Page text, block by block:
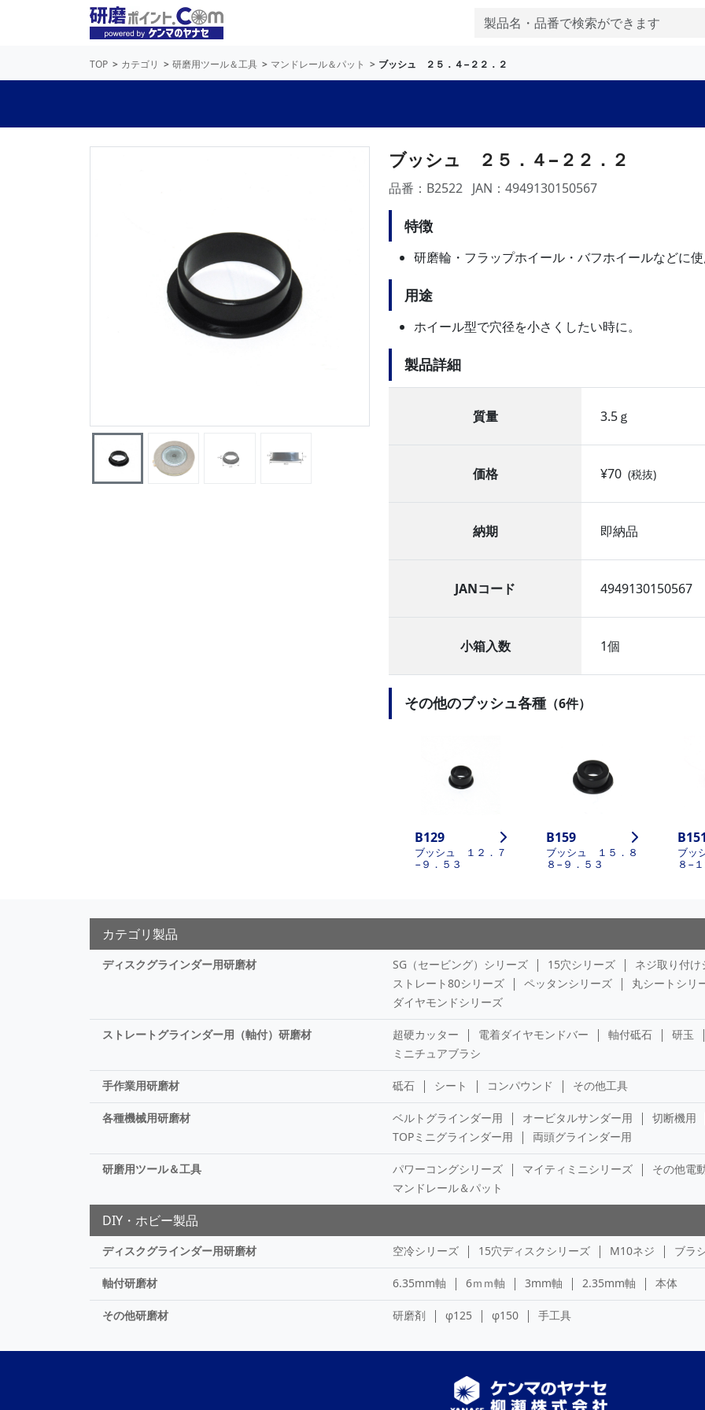
TOP カテゴリ 研磨用ツール＆工具 マンドレール＆パット ブッシュ ２５．４−２２．２
ブッシュ ２５．４−２２．２
品番：B2522 JAN：4949130150567
特徴
研磨輪・フラップホイール・バフホイールなどに使
用途
ホイール型で穴径を小さくしたい時に。
製品詳細
質量 3.5ｇ
価格 ¥70 (税抜)
納期 即納品
JANコード 4949130150567
小箱入数 1個
その他のブッシュ各種 （6件）
B129
ブッシュ １２．７
−９．５３
B159
ブッシュ １５．８
８−９．５３
ブッ
８−
カテゴリ製品
ディスクグラインダー用研磨材 SG（セービング）シリーズ 15穴シリーズ ネジ取り付け
ストレート80シリーズ
ペッタンシリーズ 丸シートシリ
ダイヤモンドシリーズ
ストレートグラインダー用（軸付）研磨材 超硬カッター 電着ダイヤモンドバー 軸付砥石 研玉
ミニチュアブラシ
手作業用研磨材 砥石 シート コンパウンド その他工具
各種機械用研磨材 ベルトグラインダー用 オービタルサンダー用 切断機用
TOPミニグラインダー用
両頭グラインダー用
研磨用ツール＆工具 パワーコングシリーズ マイティミニシリーズ その他電
マンドレール＆パット
DIY・ホビー製品
ディスクグラインダー用研磨材 空冷シリーズ 15穴ディスクシリーズ M10ネジ ブラ
軸付研磨材 6.35mm軸 6ｍｍ軸 3mm軸 2.35mm軸 本体
その他研磨材 研磨剤 φ125 φ150 手工具